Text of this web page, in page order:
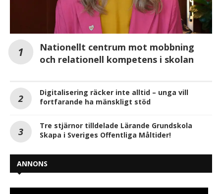
Nationellt centrum mot mobbning
och relationell kompetens i skolan
Digitalisering räcker inte alltid – unga vill
fortfarande ha mänskligt stöd
Tre stjärnor tilldelade Lärande Grundskola
Skapa i Sveriges Offentliga Måltider!
ANNONS